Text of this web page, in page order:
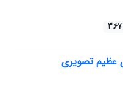
عظیم تصویری